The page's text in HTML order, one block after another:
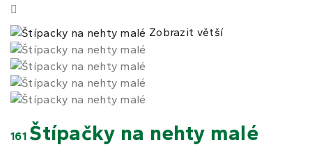
Zobrazit větší
161 Štípačky na nehty malé